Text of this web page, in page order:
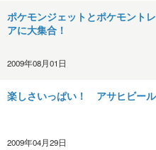
ポケモンジェットとポケモント
アに大集合！
2009年08月01日
楽しさいっぱい！ アサヒビー
2009年04月29日